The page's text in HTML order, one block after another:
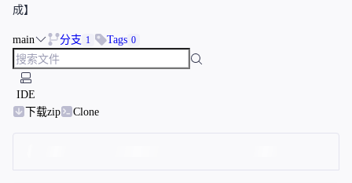
成】
main 分支 1 Tags 0
IDE
下载zip
Clone